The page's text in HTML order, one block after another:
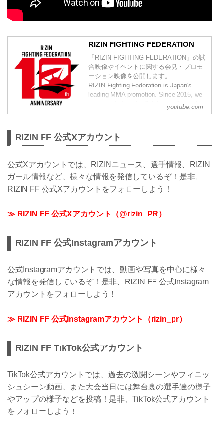
RIZIN FIGHTING FEDERATION
「RIZIN FIGHTING FEDERATION」の試
合映像やイベントに関する会見・プロモ
ーション映像を公開します。
RIZIN Fighting Federation is Japan's
leading MMA promotion. Since 2015, we
have carried on the fighting tradition of
previous world class MMA promotions
youtube.com
RIZIN FF 公式Xアカウント
公式Xアカウントでは、RIZINニュース、選手情報、RIZIN
ガール情報など、様々な情報を発信しているぞ！是非、
RIZIN FF 公式Xアカウントをフォローしよう！
≫ RIZIN FF 公式Xアカウント（@rizin_PR）
RIZIN FF 公式Instagramアカウント
公式Instagramアカウントでは、動画や写真を中心に様々
な情報を発信しているぞ！是非、RIZIN FF 公式Instagram
アカウントをフォローしよう！
≫ RIZIN FF 公式Instagramアカウント（rizin_pr）
RIZIN FF TikTok公式アカウント
TikTok公式アカウントでは、過去の激闘シーンやフィニッ
シュシーン動画、また大会当日には舞台裏の選手達の様子
やアップの様子などを投稿！是非、TikTok公式アカウント
をフォローしよう！